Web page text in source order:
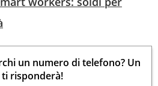
un numero di telefono? Un
risponderà!